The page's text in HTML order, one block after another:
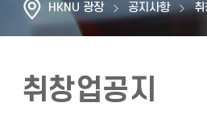
HKNU 광장 공지사항 취
취창업공지